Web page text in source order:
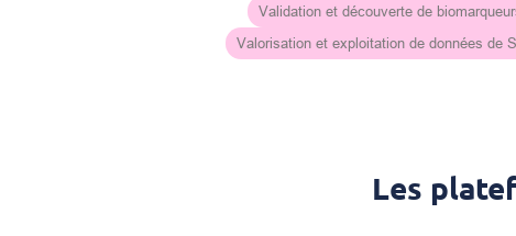
Validation et découverte de
Valorisation et exploitation de données de
Les